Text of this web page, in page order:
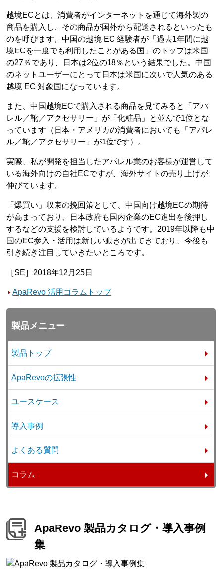
越境ECとは、消費者がインターネットを通じて海外製の
商品を購入し、その商品が国外から配送されるといったも
のを呼びます。中国の越境 EC 経験者が「過去1年間に越
境ECを一度でも利用したことがある国」のトップは米国
の27％であり、日本は2位の18％という結果でした。中国
のネットユーザーにとって日本は米国に次いで人気のある
越境 EC 対象国になっています。
また、中国越境ECで購入される商品を見てみると「アパ
レル／靴／アクセサリー」が「化粧品」と並んで1位とな
っています（日本・アメリカの消費者においても「アパレ
ル／靴／アクセサリー」が1位です）。
実際、私が開発を担当したアパレル業のお客様が運営して
いる海外向けの自社ECですが、海外サイトの売り上げが
伸びています。
「爆買い」収束の挽回策として、中国向け越境ECの期待
が高まっており、日本政府も国内企業のEC進出を後押し
するなどの支援を検討しているようです。2019年以降も中
国のEC参入・活用は新しい動きが出てきており、今後も
引き続き注目していきたいところです。
［SE］2018年12月25日
ApaRevo 活用コラムトップ
製品メニュー
製品トップ
ApaRevoの拡張性
ユースケース
導入事例
よくある質問
コラム
ApaRevo 製品カタログ・導入事例
集